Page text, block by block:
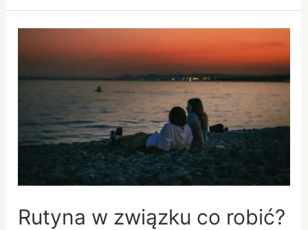
Rutyna w związku co robić?
w
związku